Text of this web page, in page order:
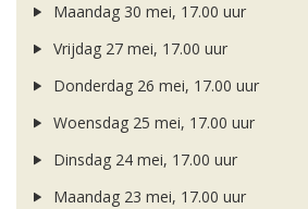
Maandag 30 mei, 17.00 uur
Vrijdag 27 mei, 17.00 uur
Donderdag 26 mei, 17.00 uur
Woensdag 25 mei, 17.00 uur
Dinsdag 24 mei, 17.00 uur
Maandag 23 mei, 17.00 uur